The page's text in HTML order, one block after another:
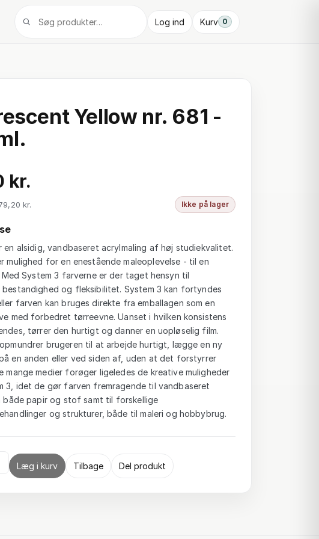
Log ind Kurv 0
Yellow nr. 681 -
kr.
kr. Ikke på lager
en alsidig, vandbaseret acrylmaling af høj studiekvalitet.
mulighed for en enestående maleoplevelse - til en
Med System 3 farverne er der taget hensyn til
og fleksibilitet. System 3 kan fortyndes
farven kan bruges direkte fra emballagen som en
med forbedret tørreevne. Uanset i hvilken konsistens
tørrer den hurtigt og danner en uopløselig film.
brugeren til at arbejde hurtigt, lægge en ny
en anden eller ved siden af, uden at det forstyrrer
mange medier forøger ligeledes de kreative muligheder
3, idet de gør farven fremragende til vandbaseret
både papir og stof samt til forskellige
og strukturer, både til maleri og hobbybrug.
Læg i kurv Tilbage Del produkt